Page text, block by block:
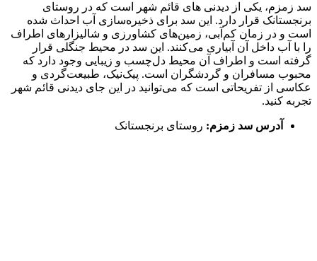
سد زمزم، یکی از دیدنی های قائم شهر است که در روستای
برنجستانک قرار دارد. این سد برای ذخیره‌‌سازی آب احداث شده
است و در زمان کم‌‌آبی، زمین‌های کشاورزی و شالیزارهای اطراف
را با آب داخل آن آبیاری می‌کنند. این سد در محیط جنگلی قرار
گرفته است و اطراف آن محیط دل‌چسب و زیبایی وجود دارد که
محبوب مسافران و گردشگران است. پیک‌نیک، طبیعت‌گردی و
عکاسی از تفریحاتی است که می‌توانید در این جای دیدنی قائم شهر
تجربه کنید.
آدرس سد زمزم: روستای برنجستانک